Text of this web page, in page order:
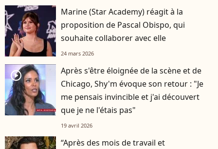
Marine (Star Academy) réagit à la
proposition de Pascal Obispo, qui
souhaite collaborer avec elle
24 mars 2026
player2
Après s'être éloignée de la scène et de
Chicago, Shy'm évoque son retour : "Je
me pensais invincible et j'ai découvert
que je ne l'étais pas"
19 avril 2026
“Après des mois de travail et